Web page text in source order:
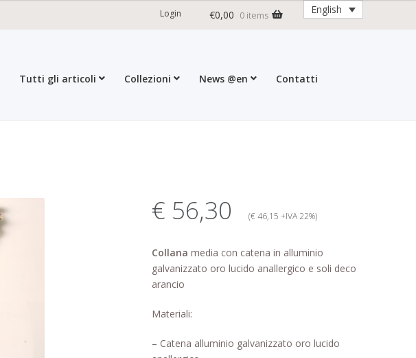
Login €0,00 0 items English
Tutti gli articoli Collezioni News @en
Contatti
€ 56,30 (€ 46,15 +IVA 22%)
Collanamedia con catena in alluminio
galvanizzato oro lucido anallergico e soli deco
arancio
Materiali:
– Catena alluminio galvanizzato oro lucido